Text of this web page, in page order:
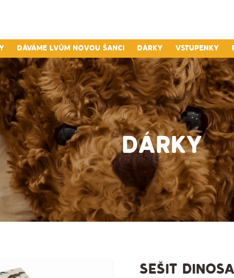
Dáváme lvům novou šanci Dárky Vstupenky
DÁRKY
SEŠIT